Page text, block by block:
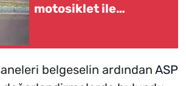
motosiklet ile
belgeselin ardından ASP